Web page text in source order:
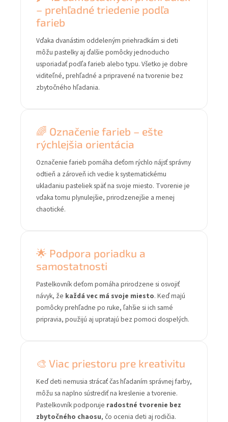
– prehľadné triedenie podľa
farieb
Vďaka dvanástim oddeleným priehradkám si deti
môžu pastelky aj ďalšie pomôcky jednoducho
usporiadať podľa farieb alebo typu. Všetko je dobre
viditeľné, prehľadné a pripravené na tvorenie bez
zbytočného hľadania.
🌈 Označenie farieb – ešte
rýchlejšia orientácia
Označenie farieb pomáha deťom rýchlo nájsť správny
odtieň a zároveň ich vedie k systematickému
ukladaniu pasteliek späť na svoje miesto. Tvorenie je
vďaka tomu plynulejšie, prirodzenejšie a menej
chaotické.
🌟 Podpora poriadku a
samostatnosti
Pastelkovník deťom pomáha prirodzene si osvojiť
návyk, že každá vec má svoje miesto. Keď majú
pomôcky prehľadne po ruke, ľahšie si ich samé
pripravia, použijú aj upratajú bez pomoci dospelých.
🎨 Viac priestoru pre kreativitu
Keď deti nemusia strácať čas hľadaním správnej farby,
môžu sa naplno sústrediť na kreslenie a tvorenie.
Pastelkovník podporuje radostné tvorenie bez
zbytočného chaosu, čo ocenia deti aj rodičia.